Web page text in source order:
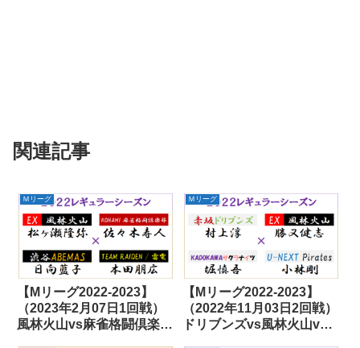
関連記事
Ｍリーグ
【Mリーグ2022-2023】
（2023年2月07日1回戦）
風林火山vs麻雀格闘倶楽部
Ｍリーグ
【Mリーグ2022-2023】
（2022年11月03日2回戦）
ドリブンズvs風林火山vs